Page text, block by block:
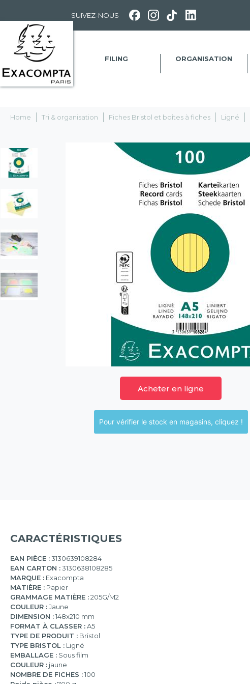
SUIVEZ-NOUS
FILING ORGANISATION
Home Tri & organisation Fiches Bristol et boîtes à fiches Ligné
Acheter en ligne
Pour vérifier le stock en magasins, cliquez !
CARACTÉRISTIQUES
EAN PIÈCE :3130639108284
EAN CARTON :3130638108285
MARQUE : Exacompta
MATIÈRE : Papier
GRAMMAGE MATIÈRE :205G/M2
COULEUR :Jaune
DIMENSION :148x210 mm
FORMAT À CLASSER :A5
TYPE DE PRODUIT : Bristol
TYPE BRISTOL : Ligné
EMBALLAGE : Sous film
COULEUR : jaune
NOMBRE DE FICHES :100